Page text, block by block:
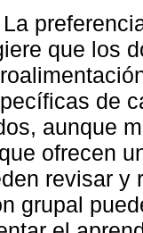
La
que los
de
aunque
ofrecen
revisar y
grupal